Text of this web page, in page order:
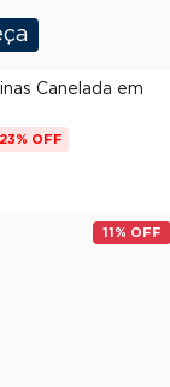
Canelada em
23% OFF
11% OFF